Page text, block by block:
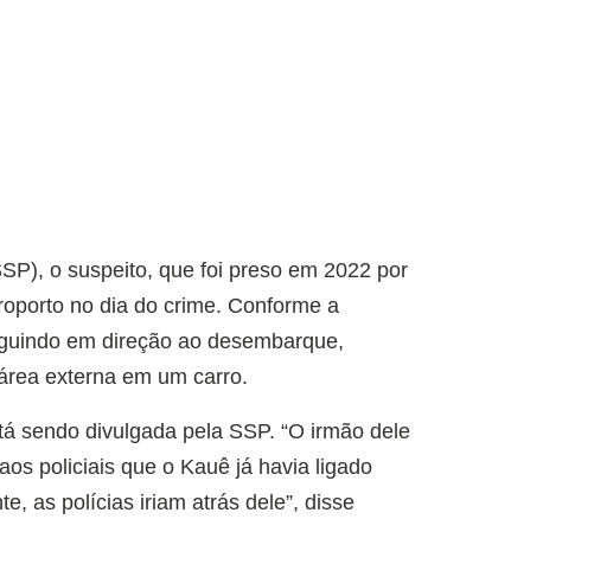
o suspeito, que foi preso em 2022 por
no dia do crime. Conforme a
em direção ao desembarque,
externa em um carro.
sendo divulgada pela SSP. “O irmão dele
policiais que o Kauê já havia ligado
as polícias iriam atrás dele”, disse